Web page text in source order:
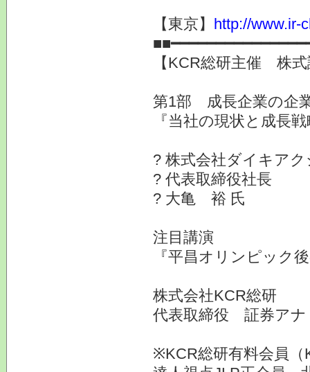
【東京】 http://www.ir-
【KCR総研主催 株
第1部 成長企業の企
『当社の現状と成長
? 株式会社ダイキア
? 代表取締役社長
? 大亀 裕 氏
注目講演
『平昌オリンピック
株式会社KCR総研
代表取締役 証券ア
※KCR総研有料会員（